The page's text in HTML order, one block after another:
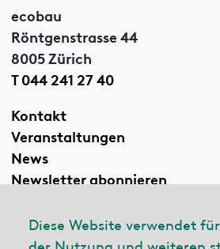
Diese Website verwendet
der Nutzung und weiteren
ecobau
Röntgenstrasse 44
8005 Zürich
T 044 241 27 40
Kontakt
Veranstaltungen
News
Newsletter abonnieren